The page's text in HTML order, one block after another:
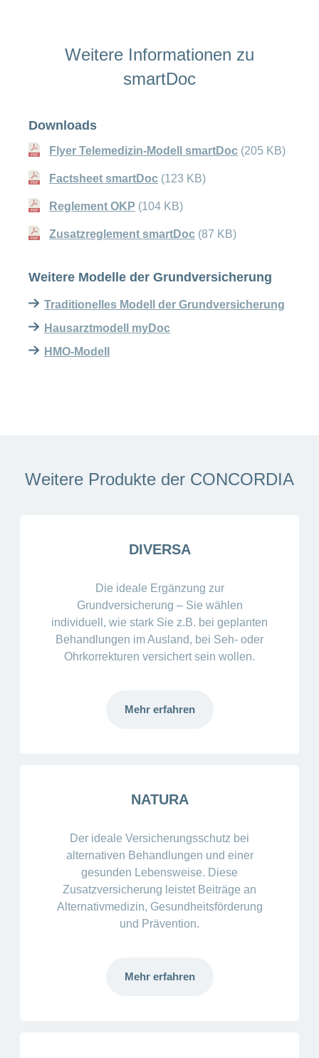
Weitere Informationen zu
smartDoc
Downloads
Flyer Telemedizin-Modell smartDoc (205 KB)
Factsheet smartDoc (123 KB)
Reglement OKP (104 KB)
Zusatzreglement smartDoc (87 KB)
Weitere Modelle der Grundversicherung
Traditionelles Modell der Grundversicherung
Hausarztmodell myDoc
HMO-Modell
Weitere Produkte der CONCORDIA
DIVERSA
Die ideale Ergänzung zur
Grundversicherung – Sie wählen
individuell, wie stark Sie z.B. bei geplanten
Behandlungen im Ausland, bei Seh- oder
Ohrkorrekturen versichert sein wollen.
Mehr erfahren
NATURA
Der ideale Versicherungsschutz bei
alternativen Behandlungen und einer
gesunden Lebensweise. Diese
Zusatzversicherung leistet Beiträge an
Alternativmedizin, Gesundheitsförderung
und Prävention.
Mehr erfahren